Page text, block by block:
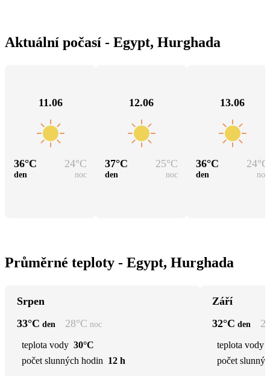
Aktuální počasí - Egypt, Hurghada
11.06
36°C 24°C
den noc
12.06
37°C 25°C
den noc
13.06
36°C 24°C
den noc
Průměrné teploty - Egypt, Hurghada
Srpen
33°C den 28°C noc
teplota vody 30°C
počet slunných hodin 12 h
Září
32°C den
teplota vody
počet